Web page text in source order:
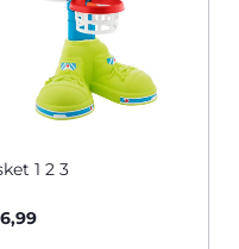
1 2 3